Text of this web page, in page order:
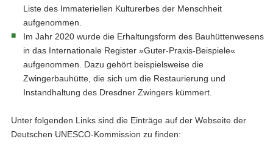
Liste des Immateriellen Kulturerbes der Menschheit
aufgenommen.
Im Jahr 2020 wurde die Erhaltungsform des Bauhüttenwesens
in das Internationale Register »Guter-Praxis-Beispiele«
aufgenommen. Dazu gehört beispielsweise die
Zwingerbauhütte, die sich um die Restaurierung und
Instandhaltung des Dresdner Zwingers kümmert.
Unter folgenden Links sind die Einträge auf der Webseite der
Deutschen UNESCO-Kommission zu finden: